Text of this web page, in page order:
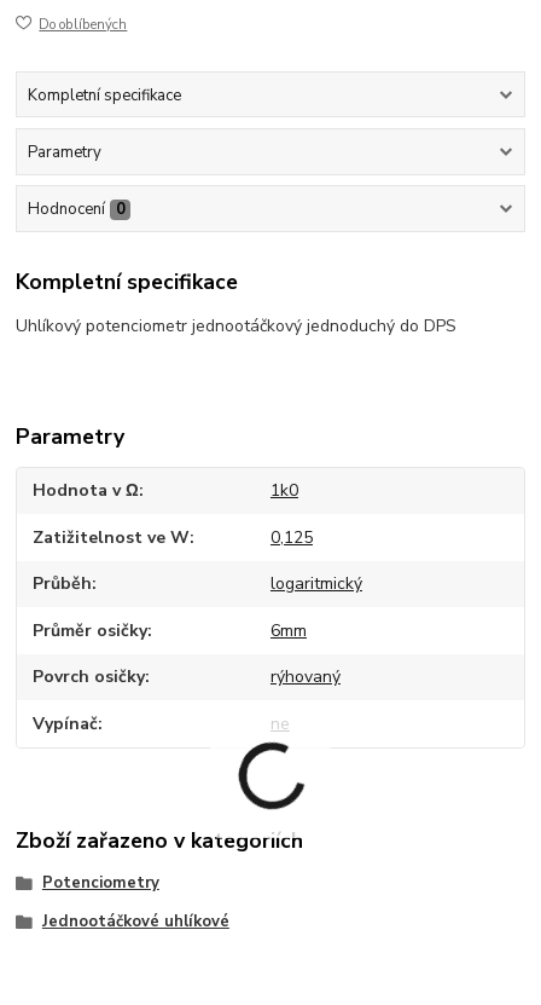
Do oblíbených
Kompletní specifikace
Parametry
Hodnocení 0
Kompletní specifikace
Uhlíkový potenciometr jednootáčkový jednoduchý do DPS
Parametry
Hodnota v Ω 1k0
Zatižitelnost ve W 0,125
Průběh logaritmický
Průměr osičky 6mm
Povrch osičky rýhovaný
Vypínač ne
Zboží zařazeno v kategoriích
Potenciometry
Jednootáčkové uhlíkové